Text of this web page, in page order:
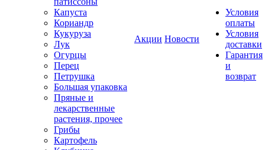
Капуста
Кориандр
Кукуруза
Лук
Огурцы
Перец
Петрушка
Большая упаковка
Пряные и
лекарственные
растения, прочее
Грибы
Картофель
Акции Новости
Условия
оплаты
Условия
доставки
Гарантия
и
возврат